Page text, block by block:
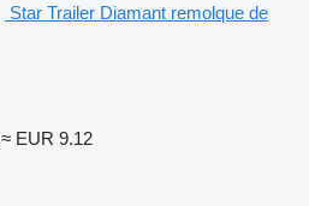
Star Trailer Diamant remolque de
≈ EUR 9.12